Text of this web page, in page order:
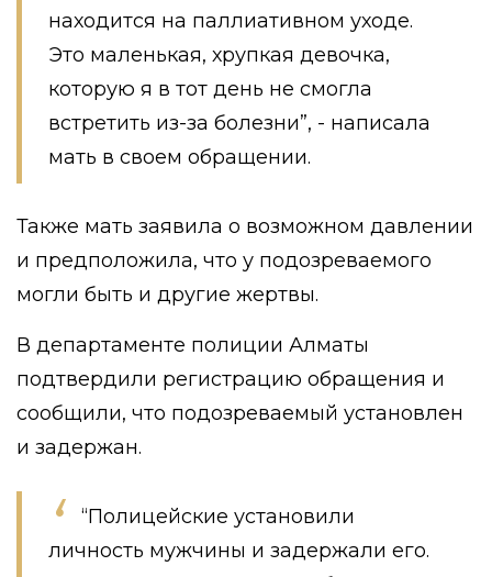
находится на паллиативном уходе.
Это маленькая, хрупкая девочка,
которую я в тот день не смогла
встретить из-за болезни”, - написала
мать в своем обращении.
Также мать заявила о возможном давлении
и предположила, что у подозреваемого
могли быть и другие жертвы.
В департаменте полиции Алматы
подтвердили регистрацию обращения и
сообщили, что подозреваемый установлен
и задержан.
“Полицейские установили
личность мужчины и задержали его.